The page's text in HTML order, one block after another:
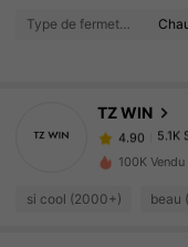
TZ WIN
5.1K
I***i
payéIl
4.90 5.1K
100K
si cool (2000+) beau